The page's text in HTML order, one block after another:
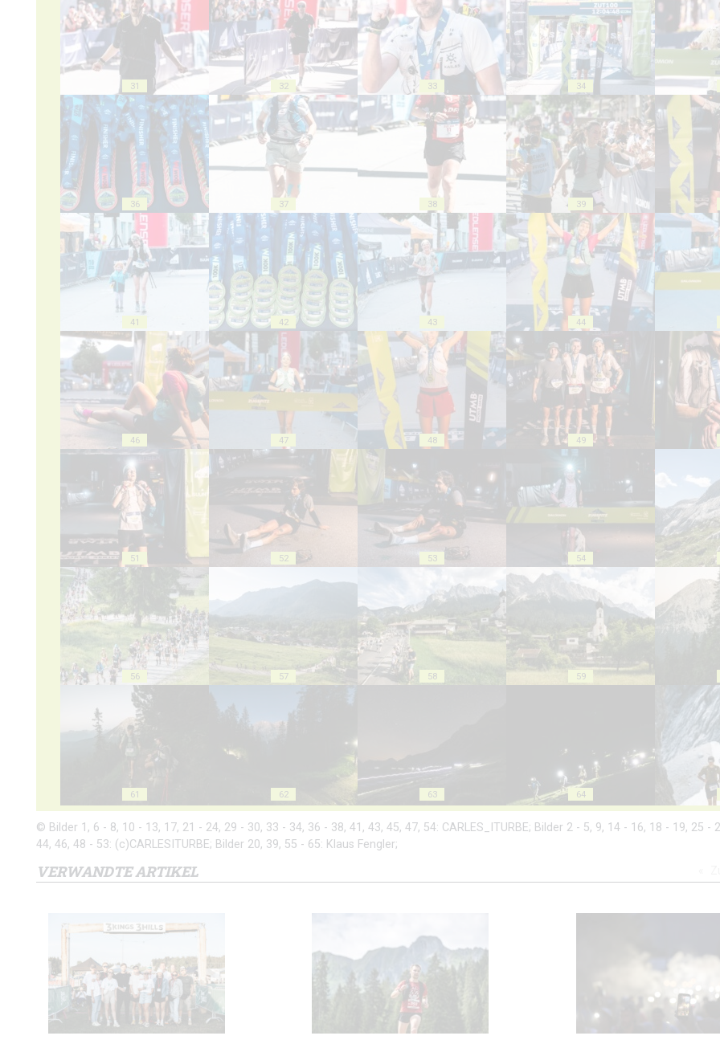
31 32 33 34
36 37 38 39
41 42 43 44
46 47 48 49
51 52 53 54
56 57 58 59
61 62 63 64
© Bilder 1, 6 - 8, 10 - 13, 17, 21 - 24, 29 - 30, 33 - 34, 36 - 38, 41, 43, 45, 47, 54: CARLES_ITURBE; Bilder 2 - 5, 9, 14 - 16, 18 - 19, 25 -
44, 46, 48 - 53: (c)CARLESITURBE; Bilder 20, 39, 55 - 65: Klaus Fengler;
VERWANDTE ARTIKEL